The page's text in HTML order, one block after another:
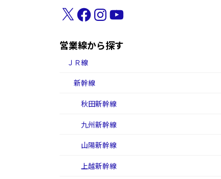
X Facebook
Instagram
YouTube
営業線から探す
ＪＲ線
新幹線
秋田新幹線
九州新幹線
山陽新幹線
上越新幹線